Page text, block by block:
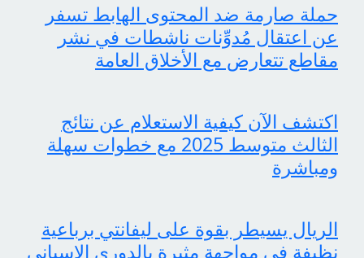
حملة صارمة ضد المحتوى الهابط تسفر
عن اعتقال مُدوِّنات ناشطات في نشر
مقاطع تتعارض مع الأخلاق العامة
اكتشف الآن كيفية الاستعلام عن نتائج
الثالث متوسط 2025 مع خطوات سهلة
ومباشرة
الريال يسيطر بقوة على ليفانتي برباعية
نظيفة في مواجهة مثيرة بالدوري الإسباني